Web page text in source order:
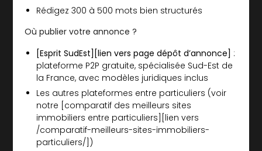
Rédigez 300 à 500 mots bien structurés
Où publier votre annonce ?
[Esprit SudEst][lien vers page dépôt d’annonce] :
plateforme P2P gratuite, spécialisée Sud-Est de
la France, avec modèles juridiques inclus
Les autres plateformes entre particuliers (voir
notre [comparatif des meilleurs sites
immobiliers entre particuliers][lien vers
/comparatif-meilleurs-sites-immobiliers-
particuliers/])